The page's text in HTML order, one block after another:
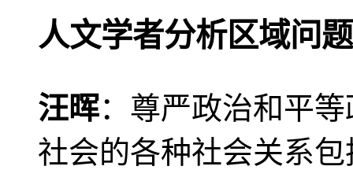
人文学者分析区域问题
汪晖：尊严政治和平
社会的各种社会关系